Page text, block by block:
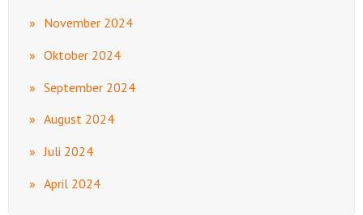
November 2024
Oktober 2024
September 2024
August 2024
Juli 2024
April 2024